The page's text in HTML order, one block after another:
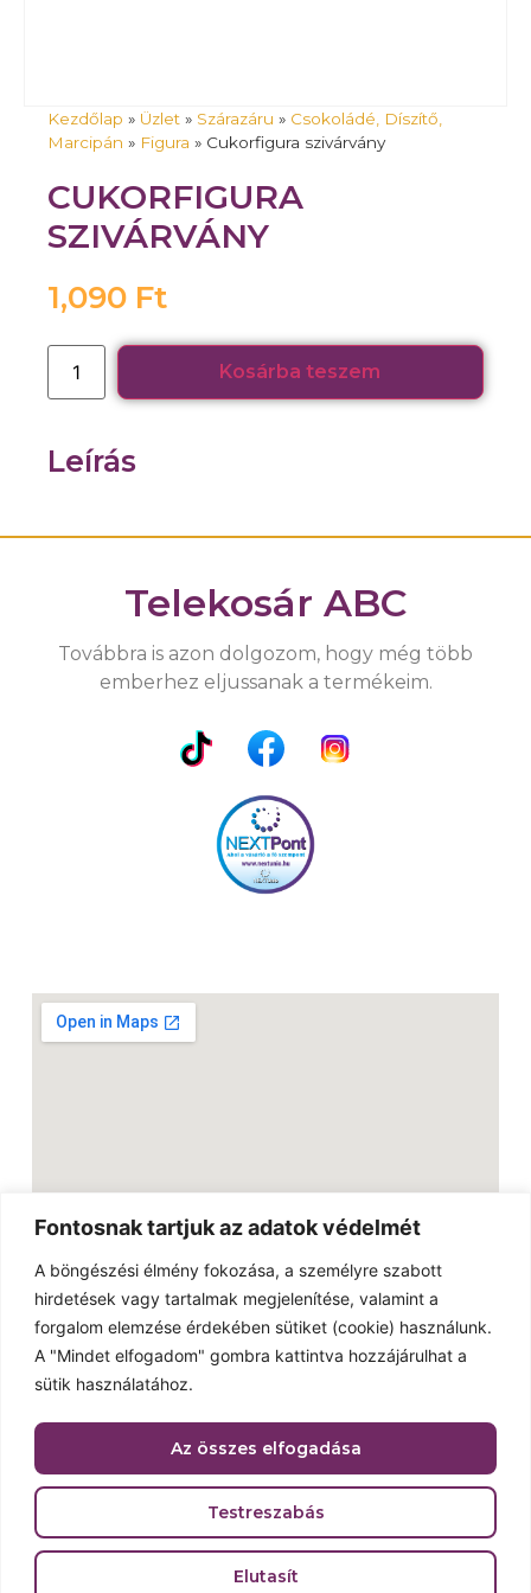
Fontosnak tartjuk az adatok védelmét
A böngészési élmény fokozása, a személyre szabott
hirdetések vagy tartalmak megjelenítése, valamint a
forgalom elemzése érdekében sütiket (cookie) használunk.
A "Mindet elfogadom" gombra kattintva hozzájárulhat a
sütik használatához.
Testreszabás
Elutasít
Az összes elfogadása
Kezdőlap » Üzlet » Szárazáru » Csokoládé, Díszítő,
Marcipán » Figura » Cukorfigura szivárvány
CUKORFIGURA
SZIVÁRVÁNY
1,090 Ft
Kosárba teszem
Leírás
Telekosár ABC
Továbbra is azon dolgozom, hogy még több
emberhez eljussanak a termékeim.
Linkek
Külföldi snackek
Reklámújság
Adatvédelmi nyilatkozat
2023 © Minden jog fenntartva. Made with love by